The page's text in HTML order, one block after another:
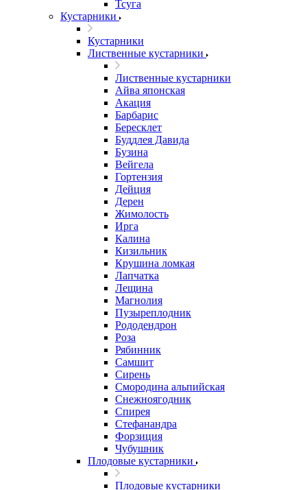
Тсуга
Кустарники
Кустарники
Лиственные кустарники
Лиственные кустарники
Айва японская
Акация
Барбарис
Бересклет
Буддлея Давида
Бузина
Вейгела
Гортензия
Дейция
Дерен
Жимолость
Ирга
Калина
Кизильник
Крушина ломкая
Лапчатка
Лещина
Магнолия
Пузыреплодник
Рододендрон
Роза
Рябинник
Самшит
Сирень
Смородина альпийская
Снежноягодник
Спирея
Стефанандра
Форзиция
Чубушник
Плодовые кустарники
Плодовые кустарники